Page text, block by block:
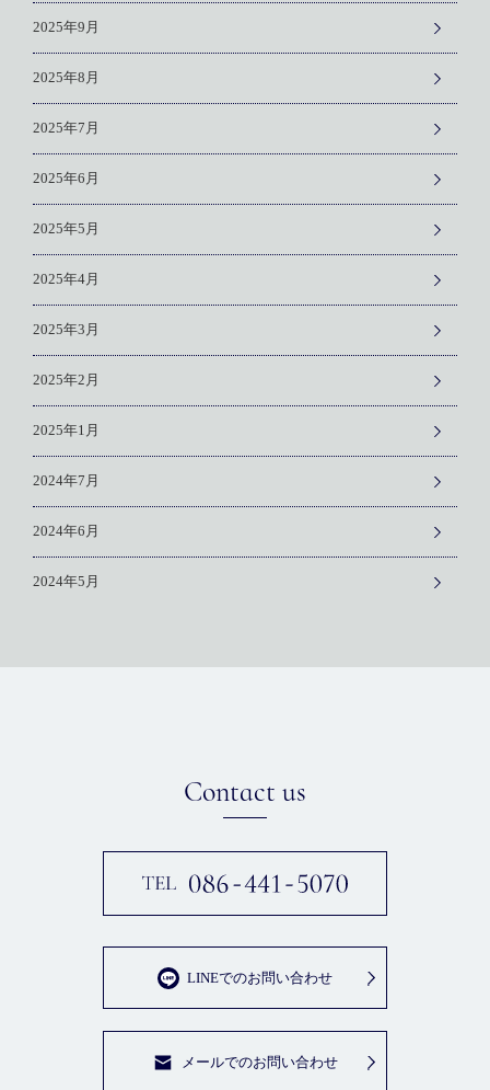
2025年9月
2025年8月
2025年7月
2025年6月
2025年5月
2025年4月
2025年3月
2025年2月
2025年1月
2024年7月
2024年6月
2024年5月
Contact us
LINEでのお問い合わせ
メールでのお問い合わせ